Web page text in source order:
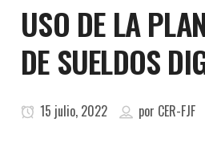
USO DE LA
DE SUELDOS
15 julio, 2022 por CER-FJF